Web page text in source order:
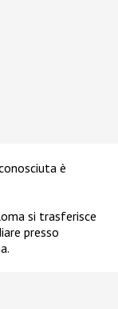
è
si trasferisce
presso